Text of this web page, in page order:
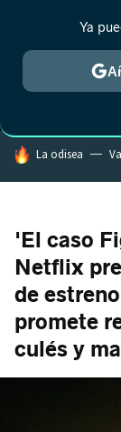
MENÚ
HOY SE HABLA
La odisea
'El caso
Netflix
de
promete
culés y
Ya